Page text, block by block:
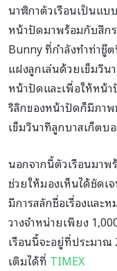
นาฬิกาตัวเรือนเป็นแ
หน้าปัดมาพร้อมกับสีกร
Bunny ที่กำลังทำท่าชู๊
แฝงลูกเล่นด้วยเข็มวิ
หน้าปัดและเพื่อให้หน้
ริลิกของหน้าปัดก็มีภาพ
เข็มวินาทีลูกบาสเก็ตบ
นอกจากนี้ตัวเรือนมาพ
ช่วยให้มองเห็นได้ชัดเ
มีการสลักชื่อเรื่องและห
วางจำหน่ายเพียง
เรือนนี้จะอยู่ที่ประมาณ
เติมได้ที่ TIMEX